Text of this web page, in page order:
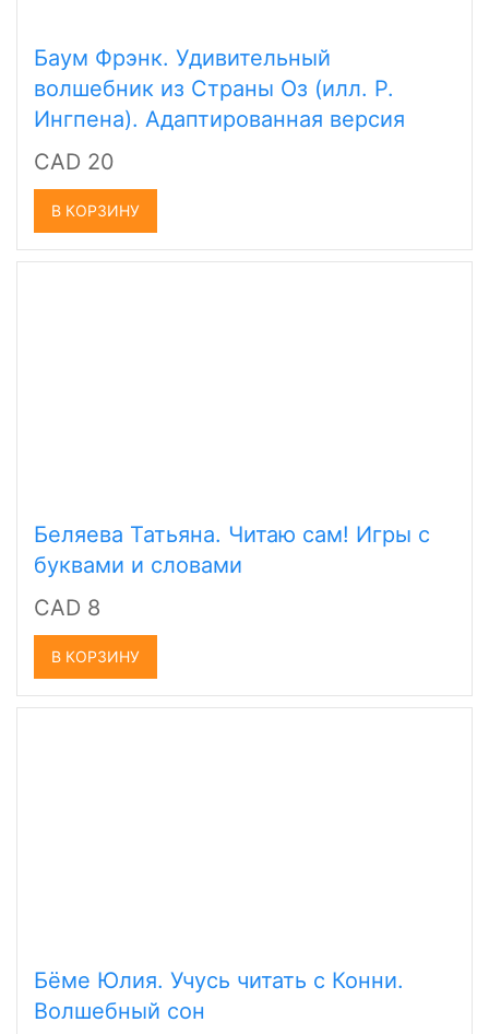
Баум Фрэнк. Удивительный
волшебник из Страны Оз (илл. Р.
Ингпена). Адаптированная версия
CAD 20
В КОРЗИНУ
Беляева Татьяна. Читаю сам! Игры с
буквами и словами
CAD 8
В КОРЗИНУ
Бёме Юлия. Учусь читать с Конни.
Волшебный сон